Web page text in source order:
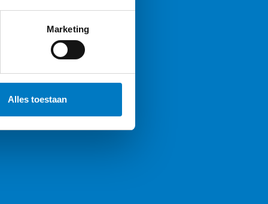
Marketing
Alles toestaan